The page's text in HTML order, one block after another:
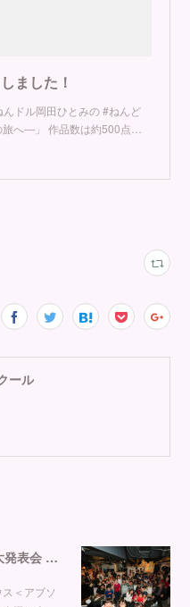
ました！
ドル岡田ひとみの #ねんど
へ―」 作品数は約500点…
ール
2026年度 トヨタマ音楽スクール大発表会 満員御礼！！
＜アブソ